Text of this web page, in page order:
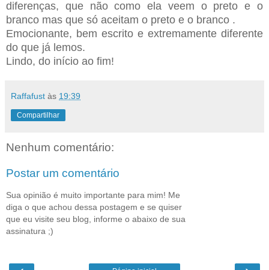
diferenças, que não como ela veem o preto e o
branco mas que só aceitam o preto e o branco .
Emocionante, bem escrito e extremamente diferente
do que já lemos.
Lindo, do início ao fim!
Raffafust às 19:39
Compartilhar
Nenhum comentário:
Postar um comentário
Sua opinião é muito importante para mim! Me
diga o que achou dessa postagem e se quiser
que eu visite seu blog, informe o abaixo de sua
assinatura ;)